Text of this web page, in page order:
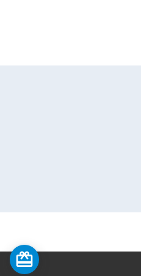
card_giftcard